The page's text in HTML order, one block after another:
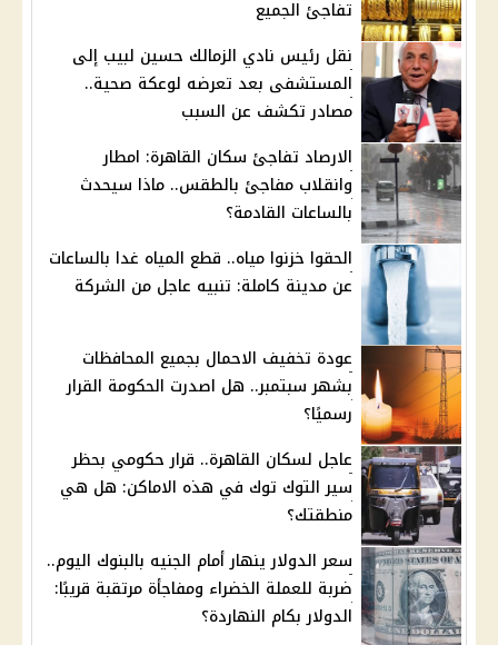
تفاجئ الجميع
نقل رئيس نادي الزمالك حسين لبيب إلى
المستشفى بعد تعرضه لوعكة صحية..
مصادر تكشف عن السبب
الارصاد تفاجئ سكان القاهرة: امطار
وانقلاب مفاجئ بالطقس.. ماذا سيحدث
بالساعات القادمة؟
الحقوا خزنوا مياه.. قطع المياه غدا بالساعات
عن مدينة كاملة: تنبيه عاجل من الشركة
عودة تخفيف الاحمال بجميع المحافظات
بشهر سبتمبر.. هل اصدرت الحكومة القرار
رسميًا؟
عاجل لسكان القاهرة.. قرار حكومي بحظر
سير التوك توك في هذه الاماكن: هل هي
منطقتك؟
سعر الدولار ينهار أمام الجنيه بالبنوك اليوم..
ضربة للعملة الخضراء ومفاجأة مرتقبة قريبًا:
الدولار بكام النهاردة؟